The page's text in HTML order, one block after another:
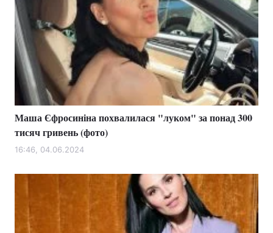
Маша Єфросиніна похвалилася "луком" за понад 300
тисяч гривень (фото)
16:46, 04.06.2024